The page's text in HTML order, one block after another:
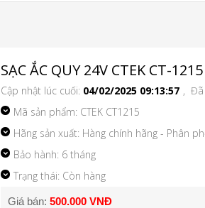
SẠC ẮC QUY 24V CTEK CT-
Cập nhật lúc cuối: 04/02/2025 09:13:57 , Đã
Mã sản phẩm: CTEK CT1215
Hãng sản xuất: Hàng chính hãng - Phân
Bảo hành: 6 tháng
Trạng thái: Còn hàng
Giá bán: 500.000 VNĐ